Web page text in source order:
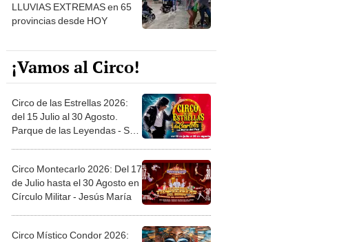
LLUVIAS EXTREMAS en 65
provincias desde HOY
¡Vamos al Circo!
Circo de las Estrellas 2026:
del 15 Julio al 30 Agosto.
Parque de las Leyendas - San
Circo Montecarlo 2026: Del 17
de Julio hasta el 30 Agosto en
Círculo Militar - Jesús María
Circo Místico Condor 2026: